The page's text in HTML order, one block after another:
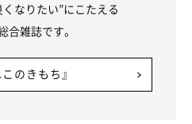
なりたい”にこたえる
合雑誌です。
のきもち』